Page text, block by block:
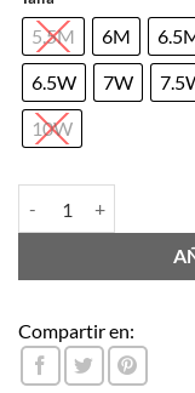
5.5M 6M
6.5W
7W
10W
Compartir en: